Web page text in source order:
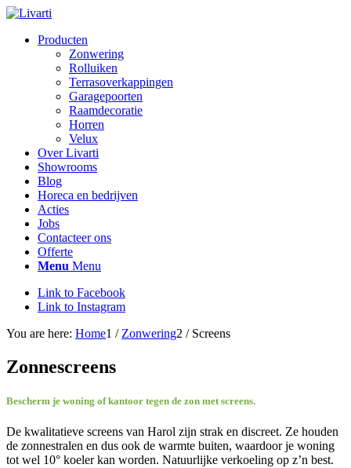
Producten
Zonwering
Rolluiken
Terrasoverkappingen
Garagepoorten
Raamdecoratie
Horren
Velux
Over Livarti
Showrooms
Blog
Horeca en bedrijven
Acties
Jobs
Contacteer ons
Offerte
Menu Menu
Link to Facebook
Link to Instagram
You are here: Home1 / Zonwering2 / Screens
Zonnescreens
Bescherm je woning of kantoor tegen de zon met screens.
De kwalitatieve screens van Harol zijn strak en discreet. Ze houden
de zonnestralen en dus ook de warmte buiten, waardoor je woning
tot wel 10° koeler kan worden. Natuurlijke verkoeling op z’n best.